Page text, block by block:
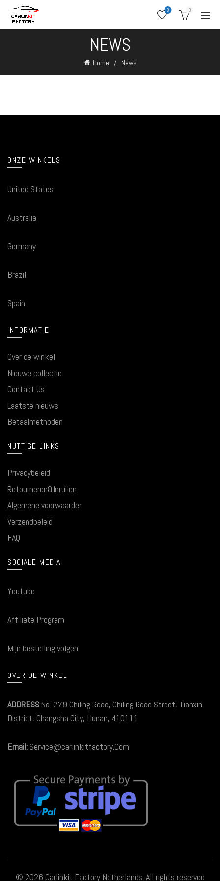
0 0
NEWS
Home News
ONZE WINKELS
United States
Australia
Germany
Brazil
Spain
INFORMATIE
Over de winkel
Nieuwe collectie
Contact Us
Laatste nieuws
Betaalmethoden
NUTTIGE LINKS
Privacybeleid
Retourneren&Inruilen
Algemene voorwaarden
Verzendbeleid
FAQ
SOCIALE MEDIA
Youtube
Affiliate Program
Mijn bestelling volgen
OVER DE WINKEL
ADDRESS:No. 279 Chiling Road, Chiling Road Street, Tianxin
District, Changsha City, Hunan, 410111
Email: Service@carlinkitfactory.Com
© 2026 Carlinkit Factory Netherlands. All rights reserved